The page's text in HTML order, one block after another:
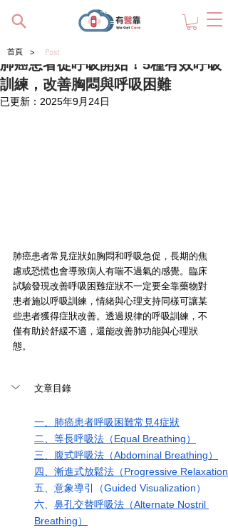
肺癌患者從呼吸開始！5種有效呼吸
訓練，改善胸悶與呼吸困難
已更新： 2025年9月24日
肺癌患者常見症狀如胸悶和呼吸急促，長期的焦
慮或恐慌也會導致病人有喘不過氣的感覺。臨床
試驗發現改善呼吸困難症狀不一定要全靠藥物對
患者施以呼吸訓練，情緒與心理支持同樣可讓某
些患者獲得症狀改善。透過規律的呼吸訓練，不
僅有助於舒緩不適，還能改善肺功能與心理狀
態。
文章目錄
一、肺癌患者呼吸困難常見4症狀
二、 等長呼吸法（Equal Breathing）
三、 腹式呼吸法（Abdominal Breathing）
四、 漸進式放鬆法（Progressive Relaxation
五、 意象導引（Guided Visualization）
六、 鼻孔交替呼吸法（Alternate Nostril
Breathing）
首頁 > Post